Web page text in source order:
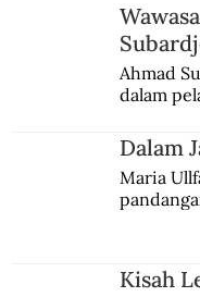
Dalam
Ahmad
dalam
Jules
Dalam
Maria
Kisah